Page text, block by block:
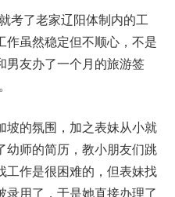
考了老家辽阳体制内的工
作虽然稳定但不顺心，不是
男友办了一个月的旅游签
坡的氛围，加之表妹从小就
幼师的简历，教小朋友们跳
工作是很困难的，但表妹找
录用了，于是她直接办理了